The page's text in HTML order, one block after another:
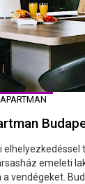
emeleti
vendégeket.